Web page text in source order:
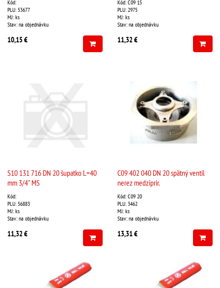
Kód:
PLU: 53677
MJ: ks
Stav: na objednávku
10,15 €
Kód: C09 15
PLU: 2975
MJ: ks
Stav: na objednávku
11,32 €
S10 131 716 DN 20 šupatko L=40
mm 3/4" MS
Kód:
PLU: 56883
MJ: ks
Stav: na objednávku
11,32 €
C09 402 040 DN 20 spätný ventil
nerez medziprir.
Kód: C09 20
PLU: 3462
MJ: ks
Stav: na objednávku
13,31 €